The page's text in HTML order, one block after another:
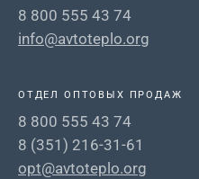
8 800 555 43 74
info@avtoteplo.org
ОТДЕЛ ОПТОВЫХ ПРОДАЖ
8 800 555 43 74
8 (351) 216-31-61
opt@avtoteplo.org